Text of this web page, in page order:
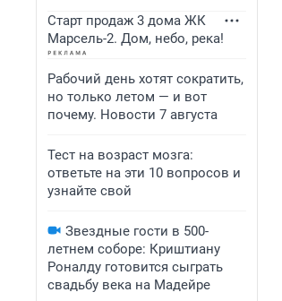
Старт продаж 3 дома ЖК
Марсель-2. Дом, небо, река!
Рабочий день хотят сократить,
но только летом — и вот
почему. Новости 7 августа
Тест на возраст мозга:
ответьте на эти 10 вопросов и
узнайте свой
Звездные гости в 500-
летнем соборе: Криштиану
Роналду готовится сыграть
свадьбу века на Мадейре